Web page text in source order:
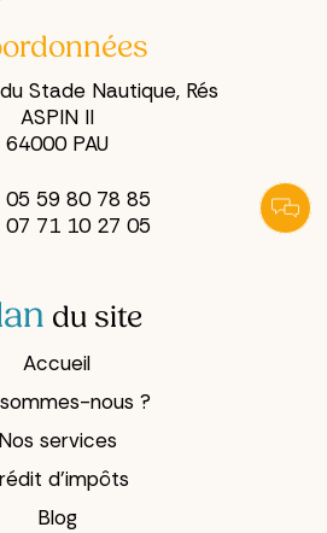
Mes affaires,
m'en occupe.
»
Stade Nautique, Rés
ASPIN II
64000 PAU
05 59 80 78 85
07 71 10 27 05
du site
Accueil
nous ?
Nos services
d’impôts
Blog